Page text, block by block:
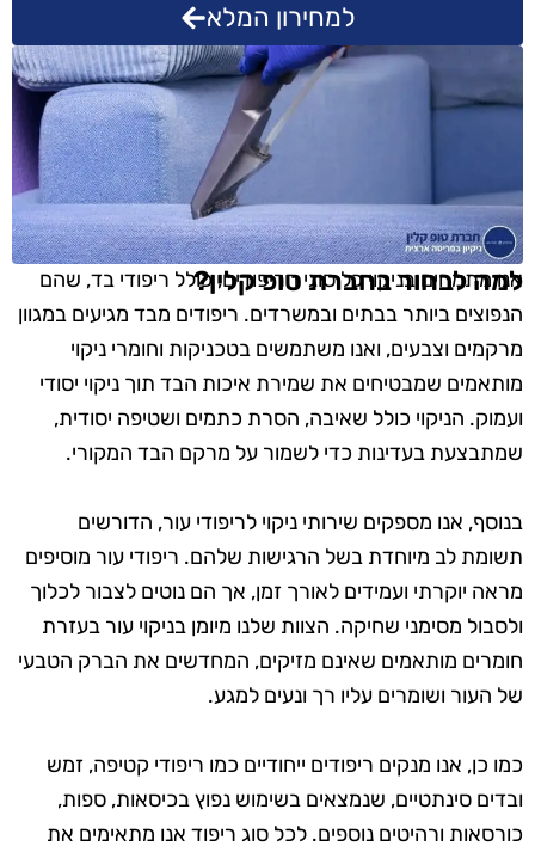
למחירון המלא
למה לבחור בחברת טופ קלין?
אנו מתמחים בניקוי כל סוגי הריפודים, כולל ריפודי בד, שהם
הנפוצים ביותר בבתים ובמשרדים. ריפודים מבד מגיעים במגוון
מרקמים וצבעים, ואנו משתמשים בטכניקות וחומרי ניקוי
מותאמים שמבטיחים את שמירת איכות הבד תוך ניקוי יסודי
ועמוק. הניקוי כולל שאיבה, הסרת כתמים ושטיפה יסודית,
שמתבצעת בעדינות כדי לשמור על מרקם הבד המקורי.
בנוסף, אנו מספקים שירותי ניקוי לריפודי עור, הדורשים
תשומת לב מיוחדת בשל הרגישות שלהם. ריפודי עור מוסיפים
מראה יוקרתי ועמידים לאורך זמן, אך הם נוטים לצבור לכלוך
ולסבול מסימני שחיקה. הצוות שלנו מיומן בניקוי עור בעזרת
חומרים מותאמים שאינם מזיקים, המחדשים את הברק הטבעי
של העור ושומרים עליו רך ונעים למגע.
כמו כן, אנו מנקים ריפודים ייחודיים כמו ריפודי קטיפה, זמש
ובדים סינתטיים, שנמצאים בשימוש נפוץ בכיסאות, ספות,
כורסאות ורהיטים נוספים. לכל סוג ריפוד אנו מתאימים את